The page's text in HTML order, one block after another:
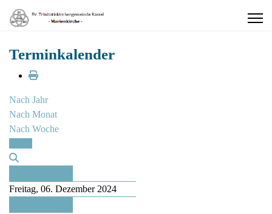
Terminkalender
Nach Jahr
Nach Monat
Nach Woche
Freitag, 06. Dezember 2024